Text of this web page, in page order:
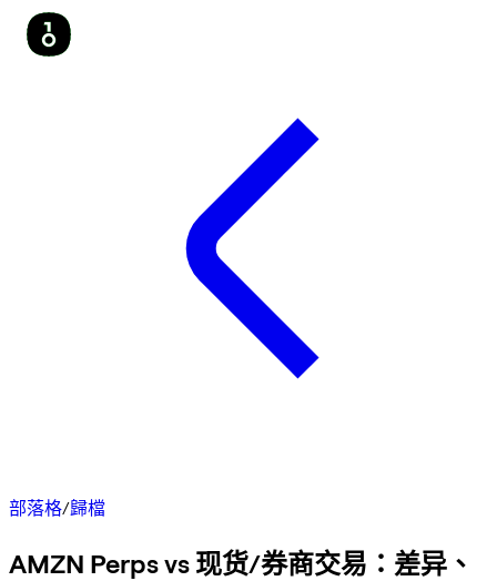
部落格/歸檔
AMZN Perps vs 现货/券商交易：差异、